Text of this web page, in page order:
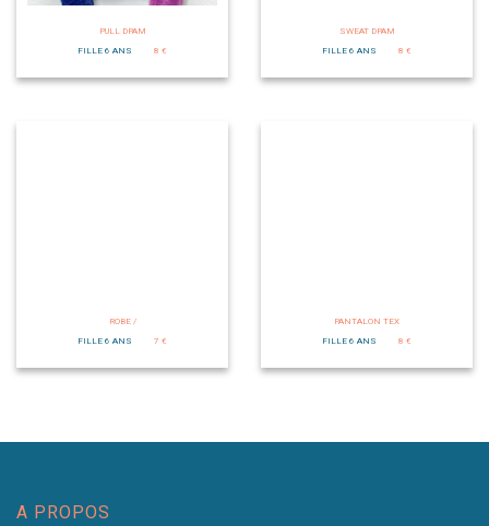
PULL DPAM
FILLE 6 ANS
8 €
SWEAT DPAM
FILLE 6 ANS
8 €
ROBE /
FILLE 6 ANS
7 €
PANTALON TEX
FILLE 6 ANS
8 €
A PROPOS